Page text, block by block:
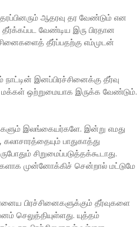
ஆதரவு தர வேண்டும் என
வேண்டிய இரு பிரதான
தீர்ப்பதற்கு எம்முடன்
இனப்பிரச்சினைக்கு தீர்வு
மக்கள் ஒற்றுமையாக இருக்க வேண்டும்.
இலங்கையர்களே. இன்று எமது
பாதுகாத்து
சிறுமைப்படுத்தக்கூடாது.
முன்னோக்கிச் சென்றால் மட்டுமே
பிரச்சினைகளுக்கும் தீர்வுகளை
செலுத்தியுள்ளது. யுத்தம்